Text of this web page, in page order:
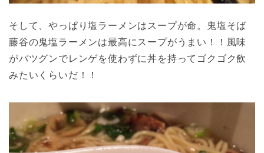
そして、やっぱり塩ラーメンはスープが命。鬼塩そば
藤谷の鬼塩ラーメンは最高にスープがうまい！！風味
がバツグンでレンゲを使わずに丼を持ってゴクゴク飲
みたいくらいだ！！